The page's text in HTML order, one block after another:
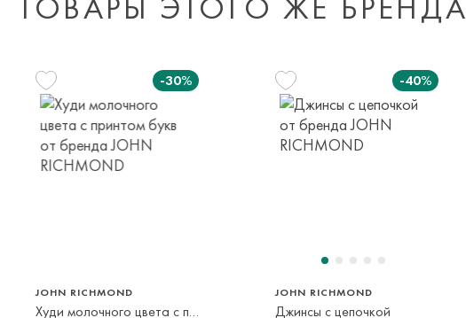
-30%
JOHN RICHMOND
Худи молочного цвета с принтом букв
-40%
JOHN RICHMOND
Джинсы с цепочкой